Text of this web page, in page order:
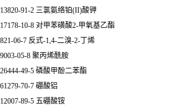
13820-91-2 三氯氨络铂(II)酸钾
17178-10-8 对甲苯磺酸2-甲氧基乙酯
821-06-7 反式-1,4-二溴-2-丁烯
9003-05-8 聚丙烯酰胺
26444-49-5 磷酸甲酚二苯酯
61279-70-7 硼酸铝
12007-89-5 五硼酸铵